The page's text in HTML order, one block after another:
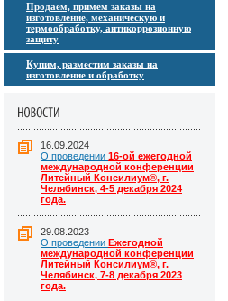
Продаем, примем заказы на
изготовление, механическую и
термообработку, антикоррозионную
защиту
Купим, разместим заказы на
изготовление и обработку
16.09.2024
О проведении 16-ой ежегодной
международной конференции
Литейный Консилиум®, г.
Челябинск, 4-5 декабря 2024
года.
29.08.2023
О проведении Ежегодной
международной конференции
Литейный Консилиум®, г.
Челябинск, 7-8 декабря 2023
года.